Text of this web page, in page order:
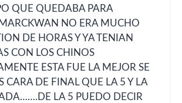
QUE QUEDABA PARA
NO ERA MUCHO
DE HORAS Y YA TENIAN
CON LOS CHINOS
ESTA FUE LA MEJOR SE
CARA DE FINAL QUE LA 5 Y LA
LA 5 PUEDO DECIR